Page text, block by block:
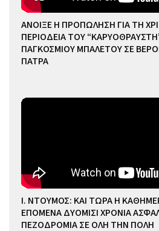
ΑΝΟΙΞΕ Η ΠΡΟΠΩΛΗΣΗ ΓΙΑ ΤΗ
ΠΕΡΙΟΔΕΙΑ ΤΟΥ
ΠΑΓΚΟΣΜΙΟΥ ΜΠΑΛΕΤΟΥ ΣΕ
ΠΑΤΡΑ
Ι. ΝΤΟΥΜΟΣ: ΚΑΙ ΤΩΡΑ Η
ΕΠΟΜΕΝΑ ΔΥΟΜΙΣΙ ΧΡΟΝΙΑ
ΠΕΖΟΔΡΟΜΙΑ ΣΕ ΟΛΗ ΤΗΝ ΠΟΛΗ